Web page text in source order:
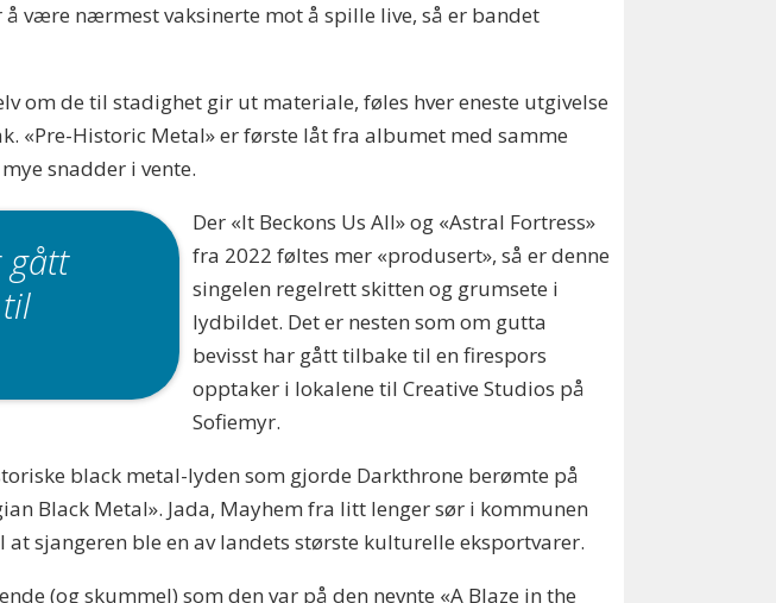
være nærmest vaksinerte mot å spille live, så er bandet
om de til stadighet gir ut materiale, føles hver eneste utgivelse
«Pre-Historic Metal» er første låt fra albumet med samme
snadder i vente.
gått
Der «It Beckons Us All» og «Astral Fortress»
fra 2022 føltes mer «produsert», så er denne
singelen regelrett skitten og grumsete i
lydbildet. Det er nesten som om gutta
bevisst har gått tilbake til en firespors
opptaker i lokalene til Creative Studios på
Sofiemyr.
black metal-lyden som gjorde Darkthrone berømte på
Black Metal». Jada, Mayhem fra litt lenger sør i kommunen
sjangeren ble en av landets største kulturelle eksportvarer.
(og skummel) som den var på den nevnte «A Blaze in the